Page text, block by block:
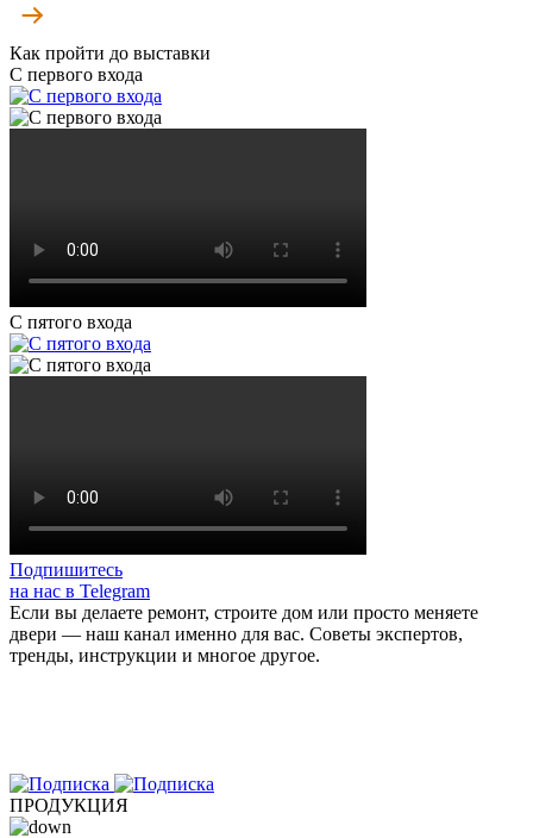
Как пройти до выставки
С первого входа
С пятого входа
Подпишитесь
на нас в Telegram
Если вы делаете ремонт, строите дом или просто меняете
двери — наш канал именно для вас. Советы экспертов,
тренды, инструкции и многое другое.
ПРОДУКЦИЯ